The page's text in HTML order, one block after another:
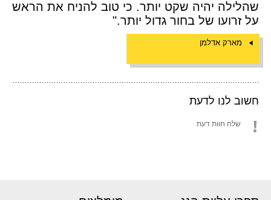
שהלילה יהיה שקט יותר. כי טוב להניח את הראש
על זרועו של בחור גדול יותר."
מארק אדלמן
חשוב לנו לדעת
שלח חוות דעת